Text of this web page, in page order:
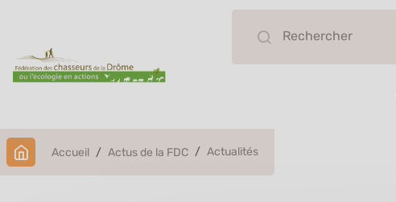
Accueil Actus de la FDC Actualités